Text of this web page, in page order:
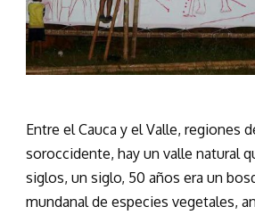
Entre el Cauca y el Valle, regiones
soroccidente, hay un valle natural
siglos, un siglo, 50 años era un
mundanal de especies vegetales,